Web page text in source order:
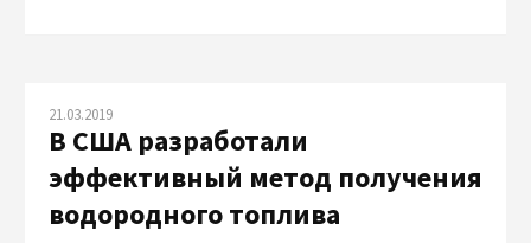
21.03.2019
В США разработали
эффективный метод получения
водородного топлива